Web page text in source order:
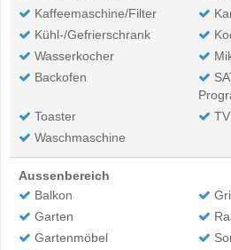
Kaffeemaschine/Filter
Kühl-/Gefrierschrank
Wasserkocher
Backofen
Toaster
TV
Waschmaschine
Aussenbereich
Balkon
Garten
Gartenmöbel